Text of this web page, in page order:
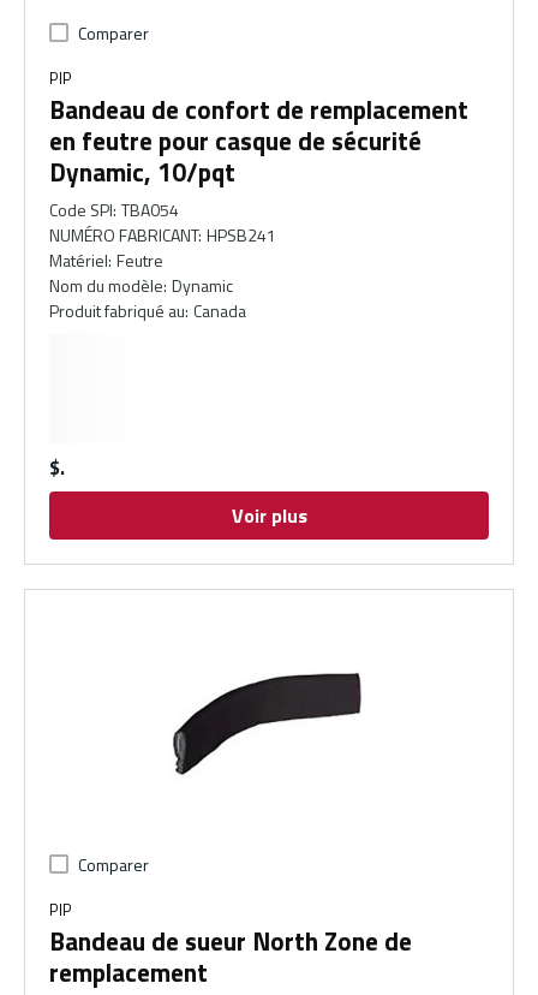
Comparer
PIP
Bandeau de confort de remplacement
en feutre pour casque de sécurité
Dynamic, 10/pqt
Code SPI: TBA054
NUMÉRO FABRICANT: HPSB241
Matériel: Feutre
Nom du modèle: Dynamic
Produit fabriqué au: Canada
$
Voir plus
Comparer
PIP
Bandeau de sueur North Zone de
remplacement